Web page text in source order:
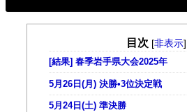
目次 [非表示]
[結果] 春季岩手県大会2025年
5月26日(月) 決勝•3位決定戦
5月24日(土) 準決勝